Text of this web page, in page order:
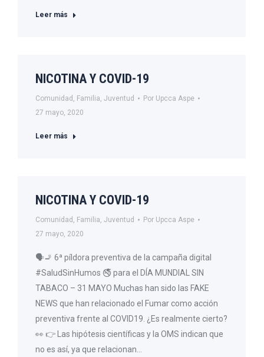
Leer más
NICOTINA Y COVID-19
Comunidad , Familia, Juventud Por Upcca Aspe
27 mayo, 2020
Leer más
NICOTINA Y COVID-19
Comunidad , Familia, Juventud Por Upcca Aspe
27 mayo, 2020
🗣🚬 6ª píldora preventiva de la campaña digital
#SaludSinHumos 🚭 para el DÍA MUNDIAL SIN
TABACO – 31 MAYO Muchas han sido las FAKE
NEWS que han relacionado el Fumar como acción
preventiva frente al COVID19. ¿Es realmente cierto?
👀 👉 Las hipótesis científicas y la OMS indican que
no es así, ya que relacionan…